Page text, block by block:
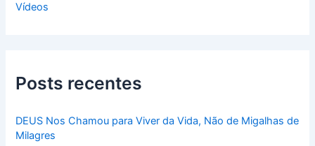
Vídeos
Posts recentes
DEUS Nos Chamou para Viver da Vida, Não de Migalhas de
Milagres